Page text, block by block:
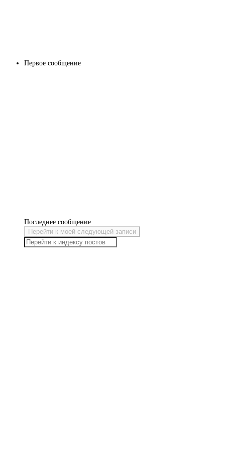
Первое сообщение
Последнее сообщение
Перейти к моей следующей записи